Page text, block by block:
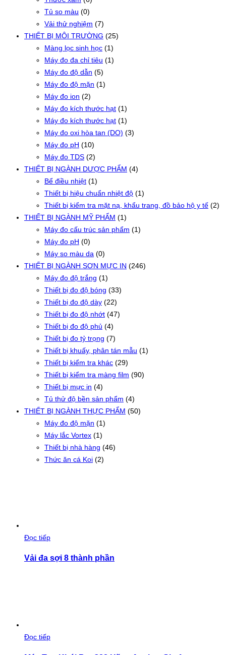
Tủ so màu (0)
Vải thử nghiệm (7)
THIẾT BỊ MÔI TRƯỜNG (25)
Màng lọc sinh học (1)
Máy đo đa chỉ tiêu (1)
Máy đo độ dẫn (5)
Máy đo độ mặn (1)
Máy đo ion (2)
Máy đo kích thước hạt (1)
Máy đo kích thước hạt (1)
Máy đo oxi hòa tan (DO) (3)
Máy đo pH (10)
Máy đo TDS (2)
THIẾT BỊ NGÀNH DƯỢC PHẨM (4)
Bể điều nhiệt (1)
Thiết bị hiệu chuẩn nhiệt độ (1)
Thiết bị kiểm tra mặt nạ, khẩu trang, đồ bảo hộ y tế (2)
THIẾT BỊ NGÀNH MỸ PHẨM (1)
Máy đo cấu trúc sản phẩm (1)
Máy đo pH (0)
Máy so màu da (0)
THIẾT BỊ NGÀNH SƠN MỰC IN (246)
Máy đo độ trắng (1)
Thiết bị đo độ bóng (33)
Thiết bị đo độ dày (22)
Thiết bị đo độ nhớt (47)
Thiết bị đo độ phủ (4)
Thiết bị đo tỷ trọng (7)
Thiết bị khuấy, phân tán mẫu (1)
Thiết bị kiểm tra khác (29)
Thiết bị kiểm tra màng film (90)
Thiết bị mực in (4)
Tủ thử độ bền sản phẩm (4)
THIẾT BỊ NGÀNH THỰC PHẨM (50)
Máy đo độ mặn (1)
Máy lắc Vortex (1)
Thiết bị nhà hàng (46)
Thức ăn cá Koi (2)
Đọc tiếp
Vải đa sợi 8 thành phần
Đọc tiếp